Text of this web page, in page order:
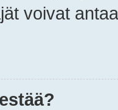
voivat